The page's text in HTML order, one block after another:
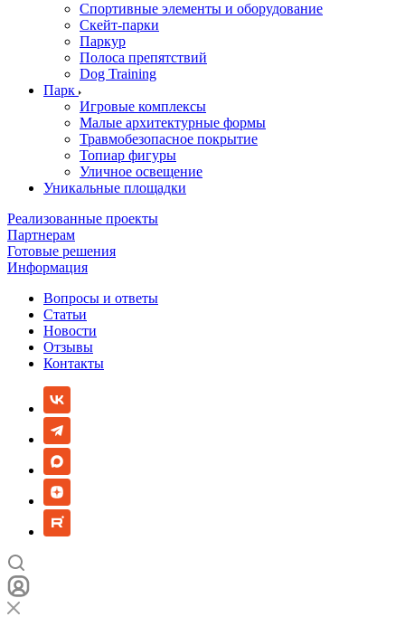
Спортивные элементы и оборудование
Скейт-парки
Паркур
Полоса препятствий
Dog Training
Парк
Игровые комплексы
Малые архитектурные формы
Травмобезопасное покрытие
Топиар фигуры
Уличное освещение
Уникальные площадки
Реализованные проекты
Партнерам
Готовые решения
Информация
Вопросы и ответы
Статьи
Новости
Отзывы
Контакты